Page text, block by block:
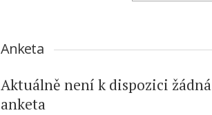
Anketa
Aktuálně není k dispozici žádná
anketa